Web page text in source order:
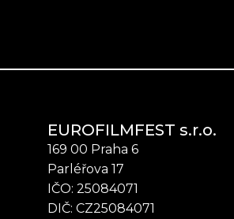
EUROFILMFEST s.r.o.
169 00 Praha 6
Parléřova 17
IČO: 25084071
DIČ: CZ25084071